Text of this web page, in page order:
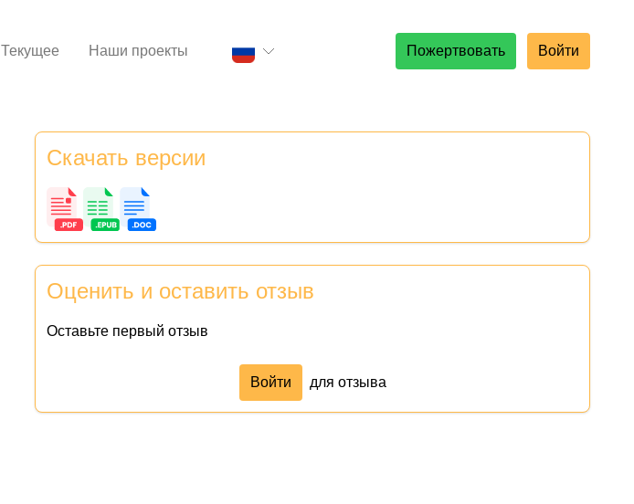
Пожертвовать Войти
Текущее Наши проекты
Скачать версии
Оценить и оставить отзыв
Оставьте первый отзыв
Войти для отзыва